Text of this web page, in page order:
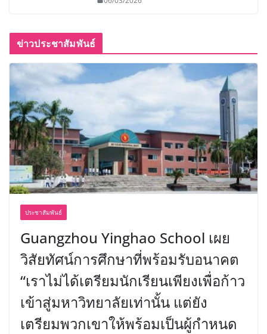
ข่าวประชาสัมพันธ์
ประชาสัมพันธ์
Guangzhou Yinghao School เผย
วิสัยทัศน์การศึกษาที่พร้อมรับอนาคต
“เราไม่ได้เตรียมนักเรียนเพียงเพื่อก้าว
เข้าสู่มหาวิทยาลัยเท่านั้น แต่ยัง
เตรียมพวกเขาให้พร้อมเป็นผู้กำหนด